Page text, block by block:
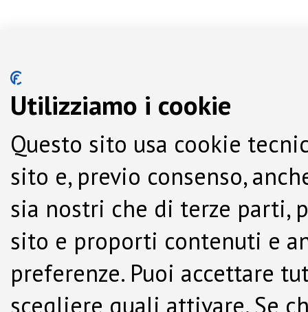
Utilizziamo i cookie
Questo sito usa cookie
sito e, previo consenso,
sia nostri che di terze parti,
sito e proporti contenuti e
preferenze. Puoi accettare
scegliere quali attivare. Se